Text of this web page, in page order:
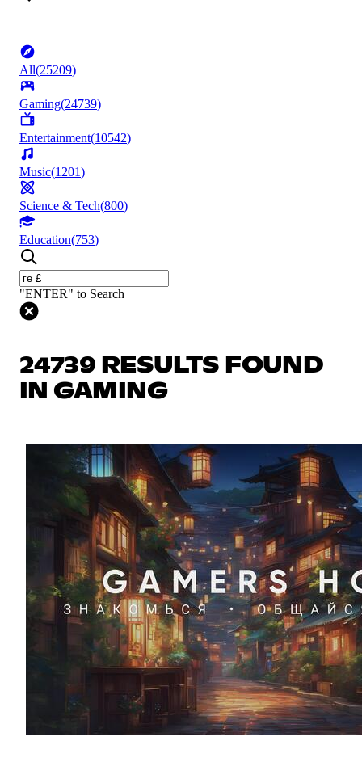
All(25209)
Gaming(24739)
Entertainment(10542)
Music(1201)
Science & Tech(800)
Education(753)
"ENTER" to Search
24739 RESULTS FOUND
IN GAMING